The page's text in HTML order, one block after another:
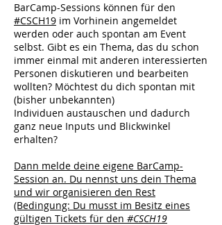
BarCamp-Sessions können für den
#CSCH19 im Vorhinein angemeldet
werden oder auch spontan am Event
selbst. Gibt es ein Thema, das du schon
immer einmal mit anderen interessierten
Personen diskutieren und bearbeiten
wollten? Möchtest du dich spontan mit
(bisher unbekannten)
Individuen austauschen und dadurch
ganz neue Inputs und Blickwinkel
erhalten?
Dann melde deine eigene BarCamp-
Session an. Du nennst uns dein Thema
und wir organisieren den Rest
(Bedingung: Du musst im Besitz eines
gültigen Tickets für den #CSCH19